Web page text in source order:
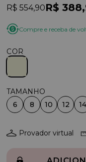
R$ 554,90R$
Compre e receba de
COR
6 8 10 12 14
Provador virtual